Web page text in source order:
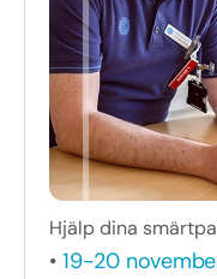
Hjälp dina
• 19-20